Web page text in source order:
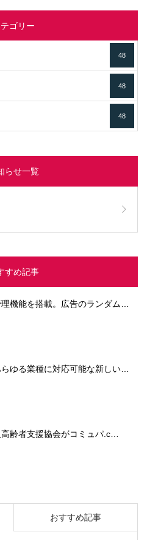
ゴリー
48
48
48
らせ一覧
すめ記事
機能を搭載。広告のランダム…
ゆる業種に対応可能な新しい…
齢者支援協会がコミュパ.c…
おすすめ記事